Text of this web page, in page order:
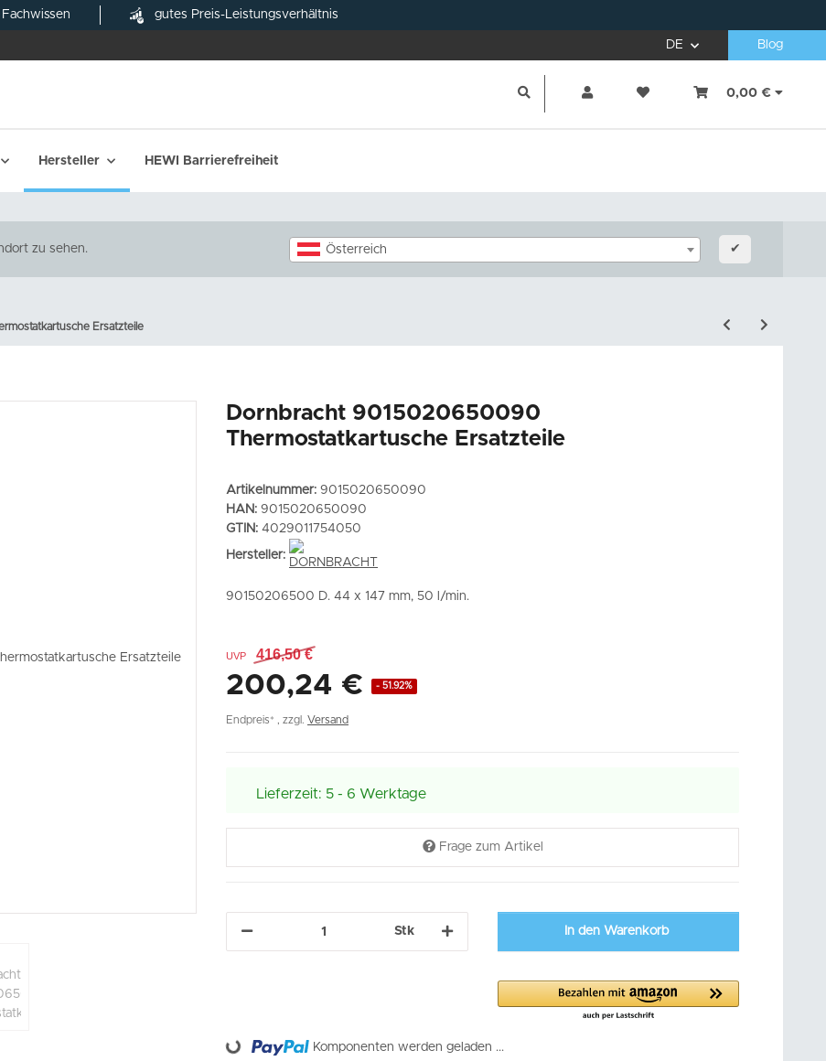
gutes Preis-Leistungsverhältnis
DE Blog
0,00 €
Hersteller HEWI Barrierefreiheit
zu sehen. Österreich ✔
Ersatzteile
Dornbracht 9015020650090
Thermostatkartusche Ersatzteile
Artikelnummer: 9015020650090
HAN: 9015020650090
GTIN: 4029011754050
Hersteller:
90150206500 D. 44 x 147 mm, 50 l/min.
UVP 416,50 €
- 51.92%
200,24 €
Endpreis* , zzgl. Versand
Lieferzeit: 5 - 6 Werktage
Frage zum Artikel
Stk In den Warenkorb
Loading... Komponenten werden geladen ...